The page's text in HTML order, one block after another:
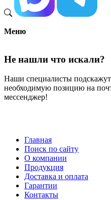
Меню
Не нашли что искали?
Наши специалисты
необходимую позицию на
мессенджер!
Меню
подвале
Главная
Поиск по сайту
О компании
Продукция
Доставка и оплата
Гарантии
Контакты